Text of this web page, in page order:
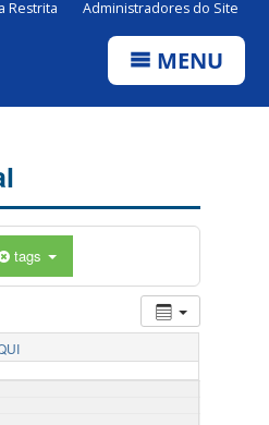
Restrita Administradores do Site
MENU
tags